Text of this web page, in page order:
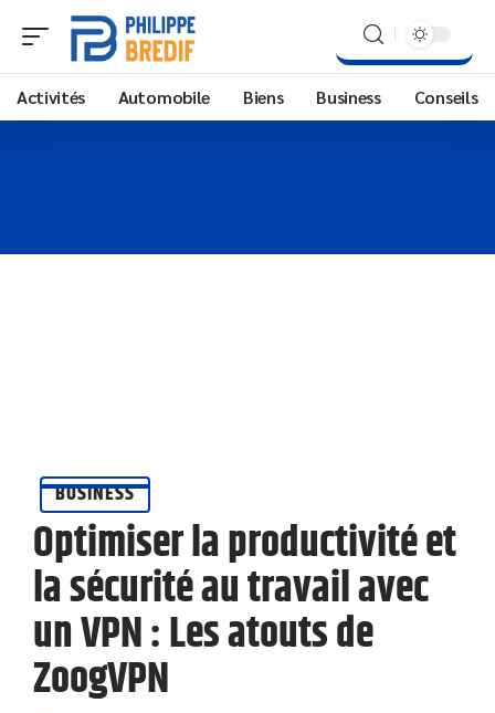
Activités Automobile Biens Business Conseils
BUSINESS
Optimiser la productivité et
la sécurité au travail avec
un VPN : Les atouts de
ZoogVPN